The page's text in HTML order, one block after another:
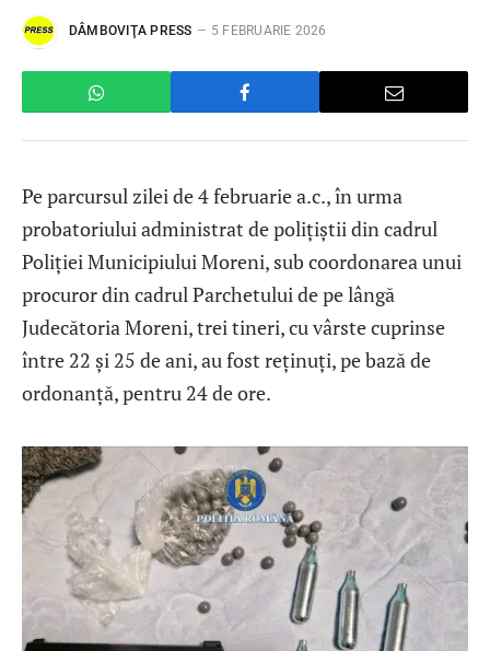
DÂMBOVIŢA PRESS 5 FEBRUARIE 2026
Pe parcursul zilei de 4 februarie a.c., în urma
probatoriului administrat de polițiștii din cadrul
Poliției Municipiului Moreni, sub coordonarea unui
procuror din cadrul Parchetului de pe lângă
Judecătoria Moreni, trei tineri, cu vârste cuprinse
între 22 și 25 de ani, au fost reținuți, pe bază de
ordonanță, pentru 24 de ore.